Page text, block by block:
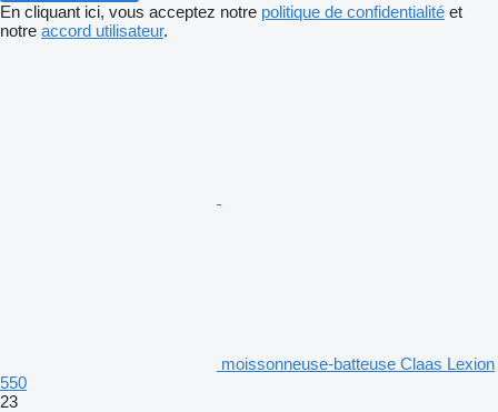
En cliquant ici, vous acceptez notre politique de confidentialité et
notre accord utilisateur.
moissonneuse-batteuse Claas Lexion
550
23